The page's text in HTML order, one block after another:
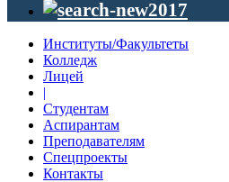
Институты/Факультеты
Колледж
Лицей
|
Студентам
Аспирантам
Преподавателям
Спецпроекты
Контакты